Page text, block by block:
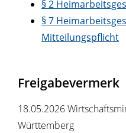
§ 2
§ 7
Mitteilungspflicht
Freigabevermerk
18.05.2026
Württemberg